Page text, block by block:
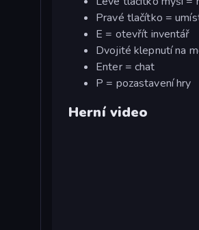
Pravé tlačítko =
E = otevřít inventář
Dvojité klepnutí na
Enter = chat
P = pozastavení hry
Herní video